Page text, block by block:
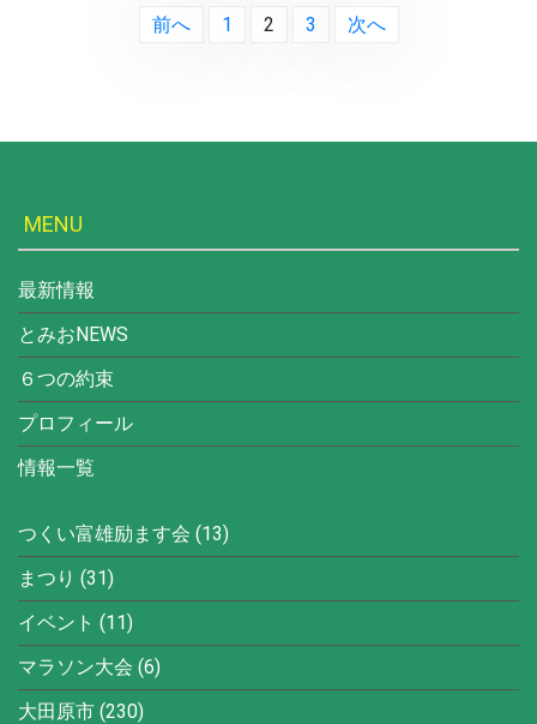
ゲ
ー
シ
ョ
ン
前へ 1 2 3 次へ
MENU
最新情報
とみおNEWS
６つの約束
プロフィール
情報一覧
つくい富雄励ます会 (13)
まつり (31)
イベント (11)
マラソン大会 (6)
大田原市 (230)